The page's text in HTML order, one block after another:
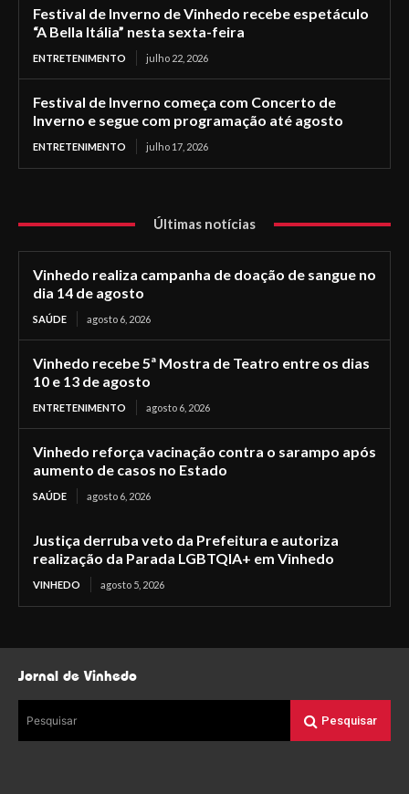
Festival de Inverno de Vinhedo recebe espetáculo
“A Bella Itália” nesta sexta-feira
ENTRETENIMENTO julho 22, 2026
Festival de Inverno começa com Concerto de
Inverno e segue com programação até agosto
ENTRETENIMENTO julho 17, 2026
Últimas notícias
Vinhedo realiza campanha de doação de sangue no
dia 14 de agosto
SAÚDE agosto 6, 2026
Vinhedo recebe 5ª Mostra de Teatro entre os dias
10 e 13 de agosto
ENTRETENIMENTO agosto 6, 2026
Vinhedo reforça vacinação contra o sarampo após
aumento de casos no Estado
SAÚDE agosto 6, 2026
Justiça derruba veto da Prefeitura e autoriza
realização da Parada LGBTQIA+ em Vinhedo
VINHEDO agosto 5, 2026
Jornal de Vinhedo
Pesquisar Pesquisar